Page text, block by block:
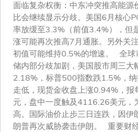
面临复杂权衡：中东冲突推高能源
比会继续显示分歧。美国6月核心
率放缓至3.3%（前值3.4%），但
涨可能再次推高7月通胀。另外关
初值可能维持0.5%的增速。 全球
储内部分歧加剧，美国股市周三大
2.18%，标普500指数跌1.5%，
走低，现货金收盘上涨0.94%，
元，盘中一度触及4116.26美元，
高。国际油价止步三日连跌，因伊
朗普再次威胁袭击伊朗。 重要财